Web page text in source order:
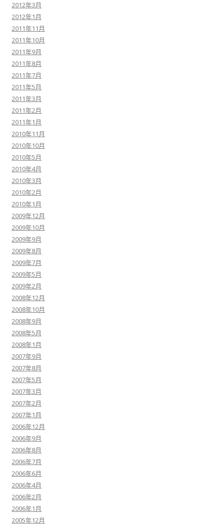
2012年3月
2012年1月
2011年11月
2011年10月
2011年9月
2011年8月
2011年7月
2011年5月
2011年3月
2011年2月
2011年1月
2010年11月
2010年10月
2010年5月
2010年4月
2010年3月
2010年2月
2010年1月
2009年12月
2009年10月
2009年9月
2009年8月
2009年7月
2009年5月
2009年2月
2008年12月
2008年10月
2008年9月
2008年5月
2008年1月
2007年9月
2007年8月
2007年5月
2007年3月
2007年2月
2007年1月
2006年12月
2006年9月
2006年8月
2006年7月
2006年6月
2006年4月
2006年2月
2006年1月
2005年12月